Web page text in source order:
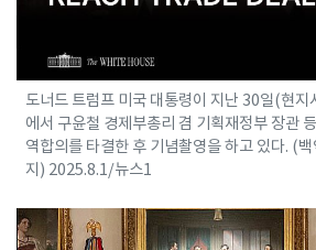
도너드 트럼프 미국 대통령이 지난 30일(현
에서 구윤철 경제부총리 겸 기획재정부 장관
역합의를 타결한 후 기념촬영을 하고 있다. (
지) 2025.8.1/뉴스1